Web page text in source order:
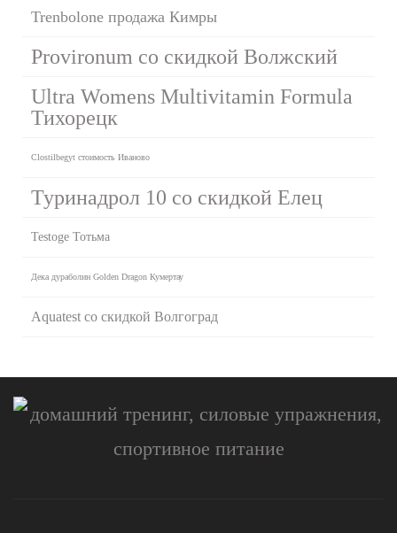
Trenbolone продажа Кимры
Provironum со скидкой Волжский
Ultra Womens Multivitamin Formula
Тихорецк
Clostilbegyt стоимость Иваново
Туринадрол 10 со скидкой Елец
Testoge Тотьма
Дека дураболин Golden Dragon Кумертау
Aquatest со скидкой Волгоград